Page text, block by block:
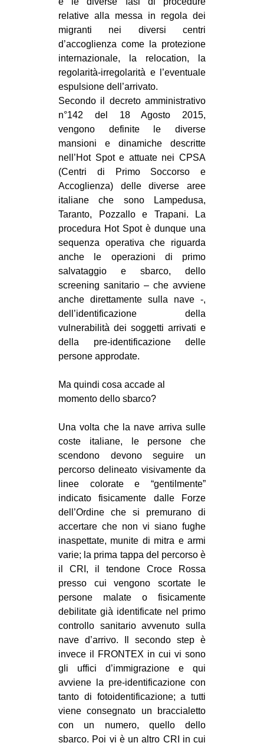
relative alla messa in regola dei
migranti nei diversi centri
d’accoglienza come la protezione
internazionale, la relocation, la
regolarità-irregolarità e l’eventuale
espulsione dell’arrivato.
Secondo il decreto amministrativo
n°142 del 18 Agosto 2015,
vengono definite le diverse
mansioni e dinamiche descritte
nell’Hot Spot e attuate nei CPSA
(Centri di Primo Soccorso e
Accoglienza) delle diverse aree
italiane che sono Lampedusa,
Taranto, Pozzallo e Trapani. La
procedura Hot Spot è dunque una
sequenza operativa che riguarda
anche le operazioni di primo
salvataggio e sbarco, dello
screening sanitario – che avviene
anche direttamente sulla nave -,
dell’identificazione della
vulnerabilità dei soggetti arrivati e
della pre-identificazione delle
persone approdate.
Ma quindi cosa accade al
momento dello sbarco?
Una volta che la nave arriva sulle
coste italiane, le persone che
scendono devono seguire un
percorso delineato visivamente da
linee colorate e “gentilmente”
indicato fisicamente dalle Forze
dell’Ordine che si premurano di
accertare che non vi siano fughe
inaspettate, munite di mitra e armi
varie; la prima tappa del percorso è
il CRI, il tendone Croce Rossa
presso cui vengono scortate le
persone malate o fisicamente
debilitate già identificate nel primo
controllo sanitario avvenuto sulla
nave d’arrivo. Il secondo step è
invece il FRONTEX in cui vi sono
gli uffici d’immigrazione e qui
avviene la pre-identificazione con
tanto di fotoidentificazione; a tutti
viene consegnato un braccialetto
con un numero, quello dello
sbarco. Poi vi è un altro CRI in cui